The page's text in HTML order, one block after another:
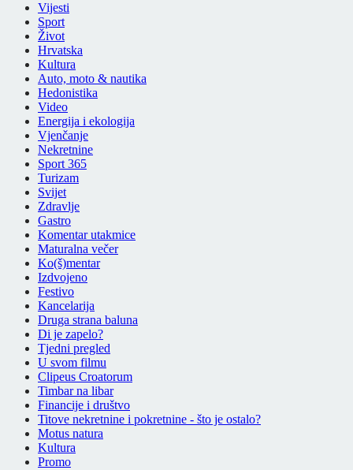
Vijesti
Sport
Život
Hrvatska
Kultura
Auto, moto & nautika
Hedonistika
Video
Energija i ekologija
Vjenčanje
Nekretnine
Sport 365
Turizam
Svijet
Zdravlje
Gastro
Komentar utakmice
Maturalna večer
Ko(š)mentar
Izdvojeno
Festivo
Kancelarija
Druga strana baluna
Di je zapelo?
Tjedni pregled
U svom filmu
Clipeus Croatorum
Timbar na libar
Financije i društvo
Titove nekretnine i pokretnine - što je ostalo?
Motus natura
Kultura
Promo